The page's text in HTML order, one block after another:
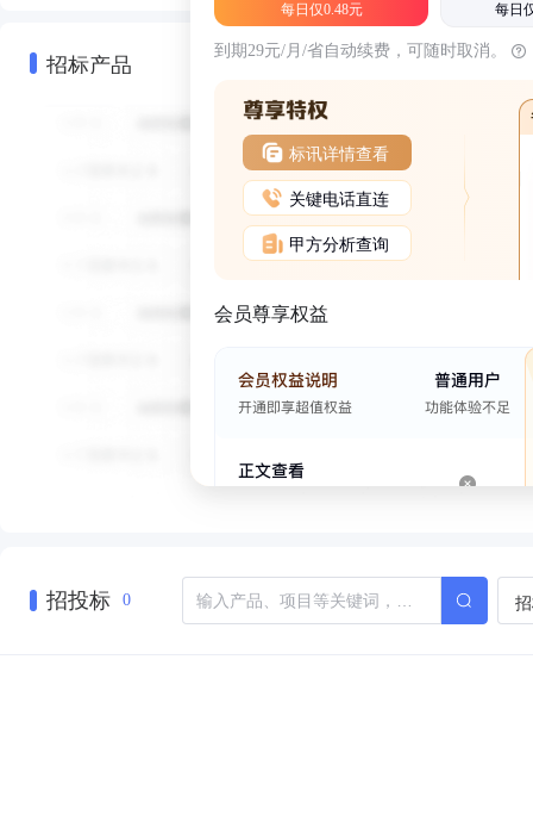
招标产品
每日仅0.48元 每日
到期29元/月/省自动续费，可随时取消。
标讯详情查看
关键电话直连
甲方分析查询
会员尊享权益
招投标 0